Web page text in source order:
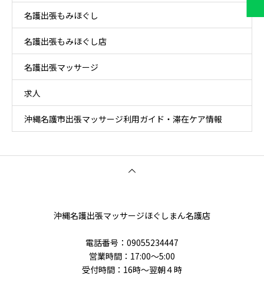
名護出張もみほぐし
名護出張もみほぐし店
名護出張マッサージ
求人
沖縄名護市出張マッサージ利用ガイド・滞在ケア情報
沖縄名護出張マッサージほぐしまん名護店
電話番号‭：09055234447
営業時間：17:00～5:00
受付時間：16時〜翌朝４時